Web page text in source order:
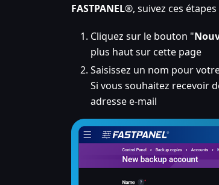
FASTPANEL®, suivez ces étapes
Cliquez sur le bouton "
plus haut sur cette page
Saisissez un nom pour
Si vous souhaitez recevoir
adresse e-mail